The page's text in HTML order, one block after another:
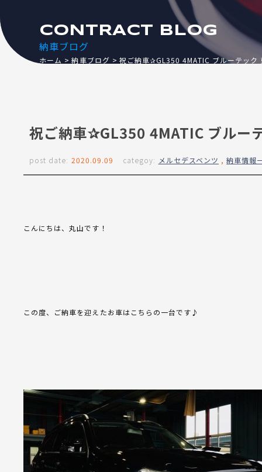
納車ブログ
CONTRACT BLOG
ホーム 納車ブログ 祝ご納車✰GL350 4MATIC ブルーテック
祝ご納車✰GL350 4MATIC ブルー
post date: 2020.09.09 categoy: メルセデスベンツ ,納車情報
こんにちは、丸山です！
この度、ご納車を迎えたお車はこちらの一台です♪